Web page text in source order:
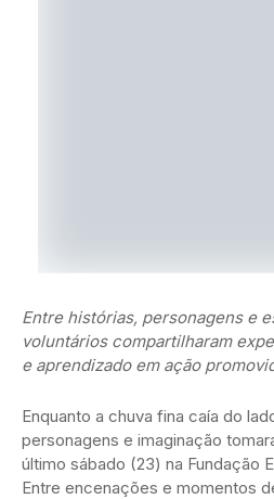
Entre histórias, personagens e
voluntários compartilharam
e aprendizado em ação
Enquanto a chuva fina caía do
personagens e imaginação
último sábado (23) na Fundação
Entre encenações e momentos